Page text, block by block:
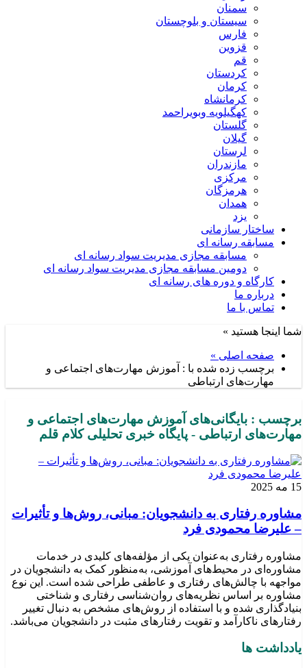
سمنان
سیستان و بلوچستان
فارس
قزوین
قم
کردستان
کرمان
کرمانشاه
کهگیلویه وبویراحمد
گلستان
گیلان
لرستان
مازندران
مرکزی
هرمزگان
همدان
یزد
ساختار سازمانی
مسابقه رسانه ای
مسابقه مجازی مدیریت سواد رسانه ای
دومین مسابقه مجازی مدیریت سواد رسانه ای
کارگاه و دوره های رسانه ای
درباره ما
تماس با ما
شما اینجا هستید »
صفحه اصلی »
برچسب زده شده با : آموزش مهارت‌های اجتماعی و
مهارت‌های ارتباطی
برچسب : بایگانی‌های آموزش مهارت‌های اجتماعی و
مهارت‌های ارتباطی - پایگاه خبری تحلیلی کلام قلم
15 مه 2025
مشاوره رفتاری به دانشجویان: مبانی، روش‌ها و تأثیرات
– علیرضا محمودی فرد
مشاوره رفتاری به‌عنوان یکی از مؤلفه‌های کلیدی در خدمات
مشاوره‌ای در محیط‌های آموزشی، به‌منظور کمک به دانشجویان در
مواجهه با چالش‌های رفتاری و عاطفی طراحی شده است. این نوع
مشاوره بر اساس نظریه‌های روان‌شناسی رفتاری و شناختی
بنیادگذاری شده و با استفاده از روش‌های مشخص به دنبال تغییر
رفتارهای ناکارآمد و تقویت رفتارهای مثبت در دانشجویان می‌باشد.
یادداشت ها